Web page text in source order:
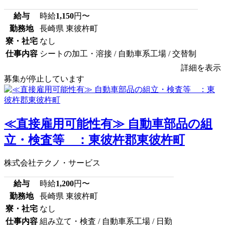
給与 時給1,150円〜
勤務地
長崎県 東彼杵町
寮・社宅 なし
仕事内容 シートの加工・溶接 / 自動車系工場 / 交替制
詳細を表示
募集が停止しています
≪直接雇用可能性有≫ 自動車部品の組
立・検査等 ：東彼杵郡東彼杵町
株式会社テクノ・サービス
給与 時給1,200円〜
勤務地
長崎県 東彼杵町
寮・社宅 なし
仕事内容 組み立て・検査 / 自動車系工場 / 日勤